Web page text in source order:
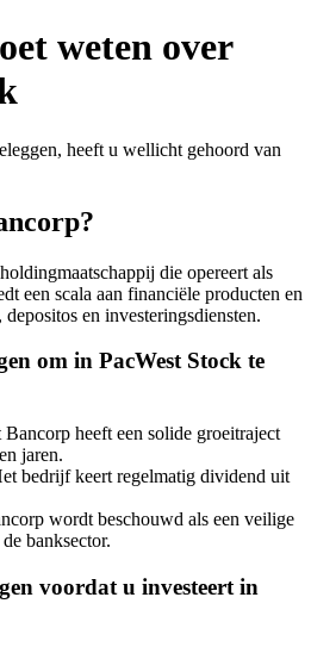
weten over
heeft u wellicht gehoord van
die opereert als
een scala aan financiële producten en
en investeringsdiensten.
om in PacWest Stock te
Bancorp heeft een solide groeitraject
jaren.
bedrijf keert regelmatig dividend uit
wordt beschouwd als een veilige
banksector.
voordat u investeert in